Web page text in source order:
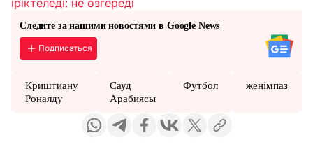
іріктеледі: не өзгереді
Следите за нашими новостями в Google News
Подписаться
Криштиану
Роналду
Сауд
Арабиясы
Футбол жеңімпаз